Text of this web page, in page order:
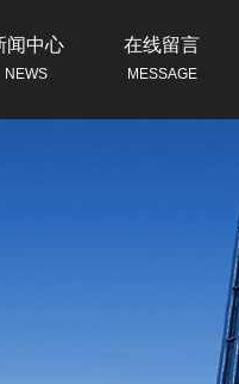
闻中心
NEWS
在线留言
MESSAGE